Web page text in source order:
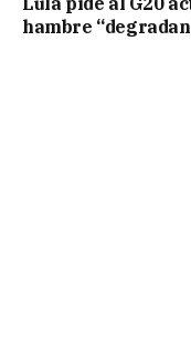
hambre